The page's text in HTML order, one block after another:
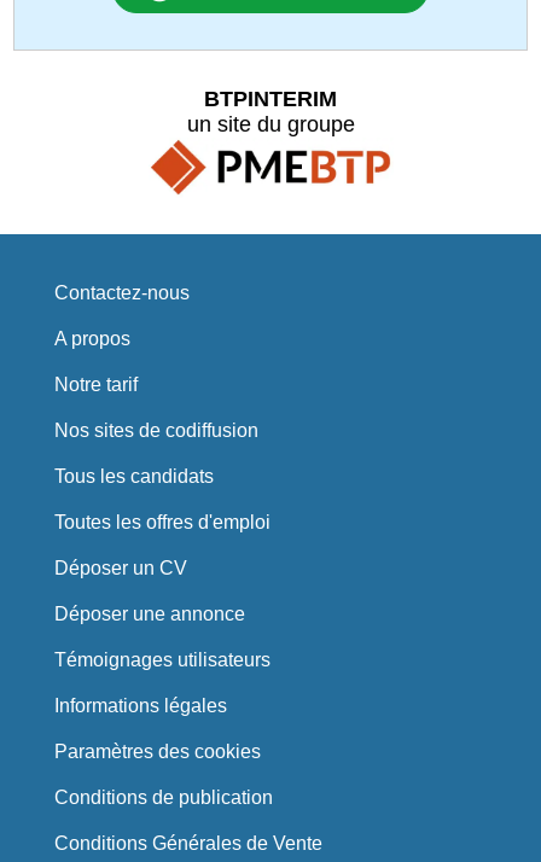
BTPINTERIM
un site du groupe
Contactez-nous
A propos
Notre tarif
Nos sites de codiffusion
Tous les candidats
Toutes les offres d'emploi
Déposer un CV
Déposer une annonce
Témoignages utilisateurs
Informations légales
Paramètres des cookies
Conditions de publication
Conditions Générales de Vente